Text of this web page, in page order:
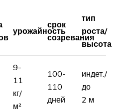
урожайность
срок
созревания
тип
роста/
высота
9-
11
кг/
м²
100-
110
дней
индет./
до
2 м